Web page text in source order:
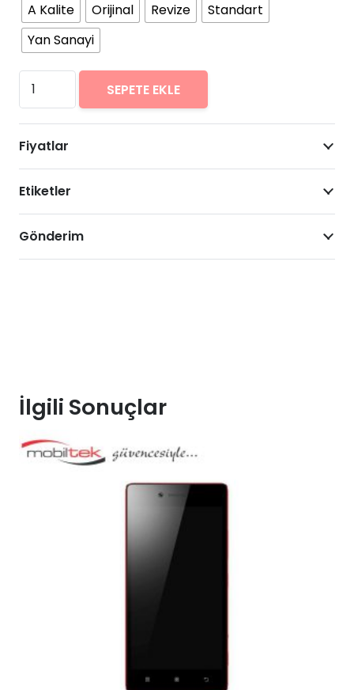
A Kalite
Orijinal Revize
Standart
Yan Sanayi
Lenovo
K5
(2018)
Arıza
Onarımı
Fiyatları
adet
SEPETE EKLE
Fiyatlar
Etiketler
Gönderim
İlgili Sonuçlar